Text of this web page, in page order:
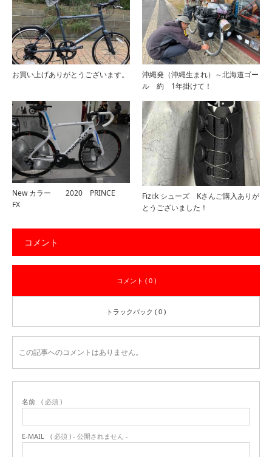
お買い上げありがとうございます。
沖縄発（沖縄生まれ）～北海道ゴー
ル 約 1年掛けて！
New カラー 2020 PRINCE
FX
Fizi:k シューズ Kさんご購入ありが
とうございました！
コメント
コメント ( 0 )
トラックバック ( 0 )
この記事へのコメントはありません。
名前 ( 必須 )
E-MAIL ( 必須 ) - 公開されません -